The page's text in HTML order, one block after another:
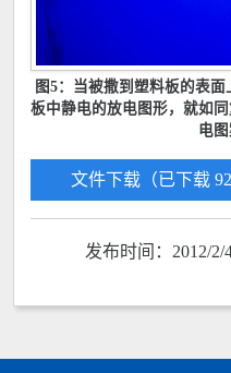
图5：当被撒到塑料板的表
板中静电的放电图形，就如
电图
文件下载（已下载
发布时间：2012/2/